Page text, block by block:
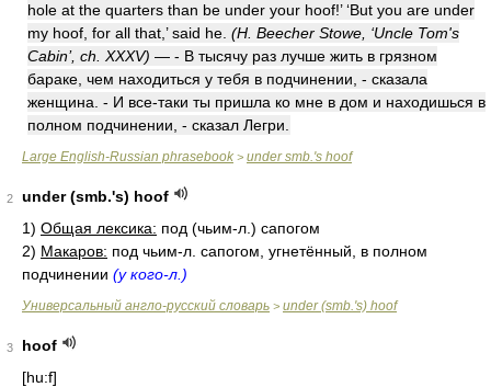
hole at the quarters than be under your hoof!’ ‘But you are under
my hoof, for all that,’ said he. (H. Beecher Stowe, ‘Uncle Tom's
Cabin’, ch. XXXV) — - В тысячу раз лучше жить в грязном
бараке, чем находиться у тебя в подчинении, - сказала
женщина. - И все-таки ты пришла ко мне в дом и находишься в
полном подчинении, - сказал Легри.
Large English-Russian phrasebook > under smb.'s hoof
2
under (smb.'s) hoof
1) Общая лексика: под (чьим-л.) сапогом
2) Макаров: под чьим-л. сапогом, угнетённый, в полном
подчинении (у кого-л.)
Универсальный англо-русский словарь > under (smb.'s) hoof
3
hoof
[hu:f]